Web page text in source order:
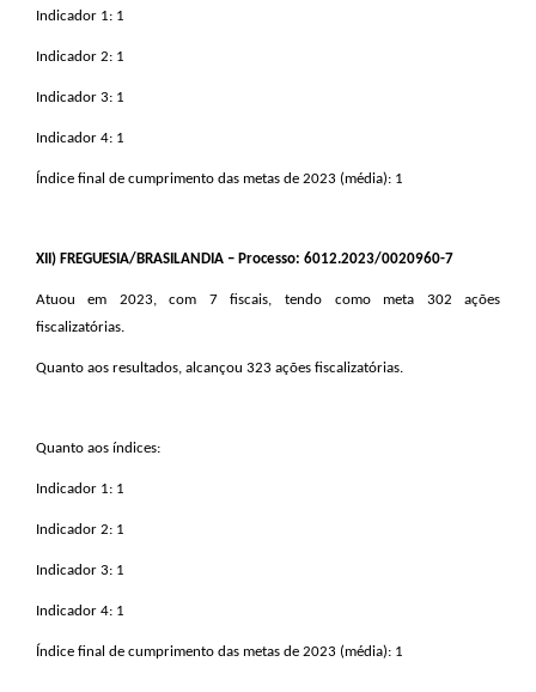
Indicador 1: 1
Indicador 2: 1
Indicador 3: 1
Indicador 4: 1
Índice final de cumprimento das metas de 2023 (média): 1
XII ) FREGUESIA/BRASILANDIA – Processo: 6012.2023/0020960-7
Atuou em 2023, com 7 fiscais, tendo como meta 302 ações
fiscalizatórias.
Quanto aos resultados, alcançou 323 ações fiscalizatórias.
Quanto aos índices:
Indicador 1: 1
Indicador 2: 1
Indicador 3: 1
Indicador 4: 1
Índice final de cumprimento das metas de 2023 (média): 1